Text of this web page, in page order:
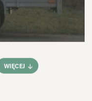
WIĘCEJ